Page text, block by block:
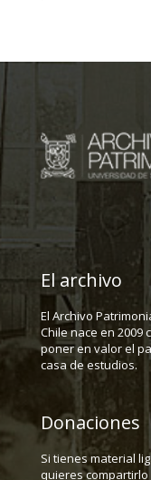
El archivo
El Archivo
Chile nace en 2009
poner en valor el
casa de estudios.
Donaciones
Si tienes material
quieres